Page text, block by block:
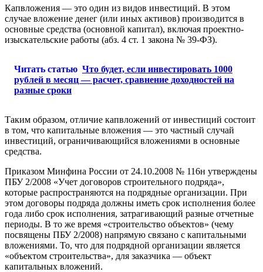
Капвложения — это один из видов инвестиций. В этом
случае вложение денег (или иных активов) производится в
основные средства (основной капитал), включая проектно-
изыскательские работы (абз. 4 ст. 1 закона № 39-ФЗ).
Читать статью Что будет, если инвестировать 1000
рублей в месяц — расчет, сравнение доходностей на
разные сроки
Таким образом, отличие капвложений от инвестиций состоит
в том, что капитальные вложения — это частный случай
инвестиций, ограничивающийся вложениями в основные
средства.
Приказом Минфина России от 24.10.2008 № 116н утверждены
ПБУ 2/2008 «Учет договоров строительного подряда»,
которые распространяются на подрядные организации. При
этом договоры подряда должны иметь срок исполнения более
года либо срок исполнения, затрагивающий разные отчетные
периоды. В то же время «строительство объектов» (чему
посвящены ПБУ 2/2008) напрямую связано с капитальными
вложениями. То, что для подрядной организации является
«объектом строительства», для заказчика — объект
капитальных вложений.